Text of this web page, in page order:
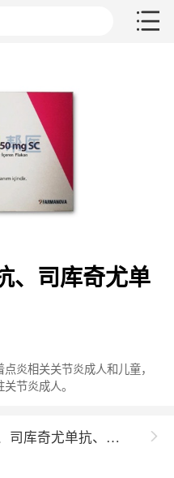
、司库奇尤单
炎相关关节炎成人和儿童，
节炎成人。
司库奇尤单抗、